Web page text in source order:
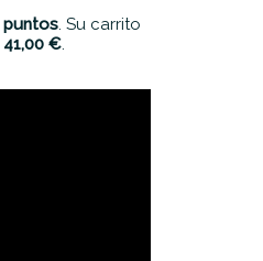
puntos. Su carrito
41,00 €.